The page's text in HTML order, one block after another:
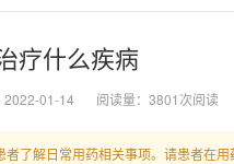
疗什么疾病
2022-01-14 阅读量：3801次阅读
了解日常用药相关事项。请患者在